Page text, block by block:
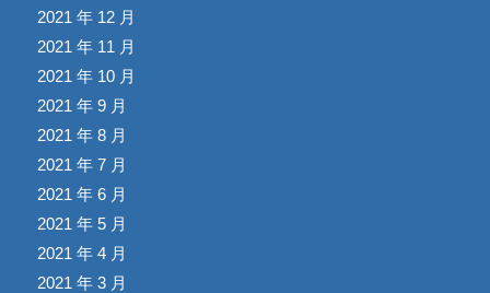
2021 年 12 月
2021 年 11 月
2021 年 10 月
2021 年 9 月
2021 年 8 月
2021 年 7 月
2021 年 6 月
2021 年 5 月
2021 年 4 月
2021 年 3 月